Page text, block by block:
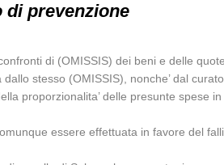
di prevenzione
di (OMISSIS) dei beni e delle
stesso (OMISSIS), nonche’ dal
proporzionalita’ delle presunte spese
essere effettuata in favore del